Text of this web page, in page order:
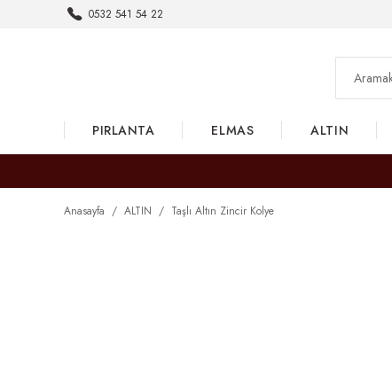
0532 541 54 22
PIRLANTA ELMAS ALTIN
Anasayfa ALTIN Taşlı Altın Zincir Kolye